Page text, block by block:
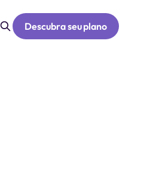
Descubra seu plano